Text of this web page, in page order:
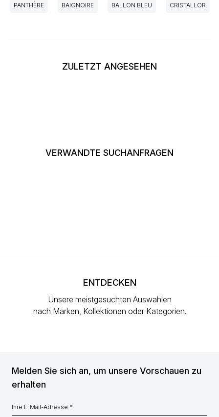
PANTHÈRE BAIGNOIRE BALLON BLEU CRISTALLOR
ZULETZT ANGESEHEN
VERWANDTE SUCHANFRAGEN
ENTDECKEN
Unsere meistgesuchten Auswahlen
nach Marken, Kollektionen oder Kategorien.
Melden Sie sich an, um unsere Vorschauen zu
erhalten